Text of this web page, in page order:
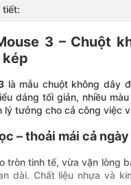
tiết:
3 – Chuột
là mẫu chuột không dây
dáng tối giản, nhiều
lý tưởng cho cả công việc
– thoải mái cả ngày
tròn tinh tế, vừa vặn lòng
dài. Chất liệu nhựa và